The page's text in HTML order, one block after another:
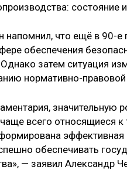
состояние
напомнил, что ещё в 90-
обеспечения
затем ситуация
нормативно-
значительную
всего относящиеся
эффективная
обеспечивать
— заявил Александр